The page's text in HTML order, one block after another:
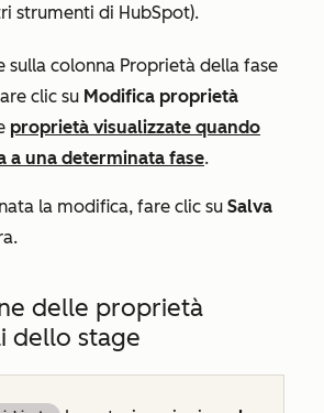
strumenti di HubSpot).
sulla colonna Proprietà della fase
clic su Modifica proprietà
proprietà visualizzate quando
a una determinata fase.
la modifica, fare clic su Salva
delle proprietà
dello stage